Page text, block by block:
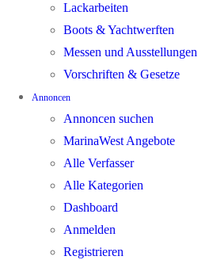
Lackarbeiten
Boots & Yachtwerften
Messen und Ausstellungen
Vorschriften & Gesetze
Annoncen
Annoncen suchen
MarinaWest Angebote
Alle Verfasser
Alle Kategorien
Dashboard
Anmelden
Registrieren